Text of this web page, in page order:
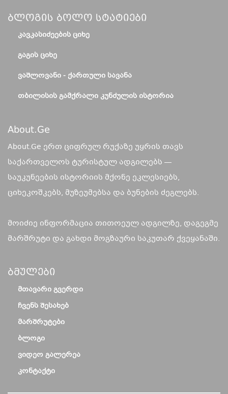
Ბლოგის Ბოლო Სტატიები
ᲙᲐᲕᲙᲐᲡᲘᲫᲔᲔᲑᲘᲡ ᲪᲘᲮᲔ
ᲒᲐᲒᲘᲡ ᲪᲘᲮᲔ
ᲕᲐᲨᲚᲝᲕᲐᲜᲘ - ᲥᲐᲠᲗᲣᲚᲘ ᲡᲐᲕᲐᲜᲐ
ᲗᲑᲘᲚᲘᲡᲘᲡ ᲒᲐᲛᲥᲠᲐᲚᲘ ᲙᲣᲜᲫᲣᲚᲘᲡ ᲘᲡᲢᲝᲠᲘᲐ
About.ge
About.Ge ერთ ციფრულ რუქაზე უყრის თავს
საქართველოს ტურისტულ ადგილებს —
საუკუნეების ისტორიის მქონე ეკლესიებს,
ციხეკოშკებს, მუზეუმებსა და ბუნების ძეგლებს.
მოიძიე ინფორმაცია თითოეულ ადგილზე, დაგეგმე
მარშრუტი და გახდი მოგზაური საკუთარ ქვეყანაში.
Ბმულები
ᲛᲗᲐᲕᲐᲠᲘ ᲒᲕᲔᲠᲓᲘ
ᲩᲕᲔᲜᲡ ᲨᲔᲡᲐᲮᲔᲑ
ᲛᲐᲠᲨᲠᲣᲢᲔᲑᲘ
ᲑᲚᲝᲒᲘ
ᲕᲘᲓᲔᲝ ᲒᲐᲚᲔᲠᲔᲐ
ᲙᲝᲜᲢᲐᲥᲢᲘ